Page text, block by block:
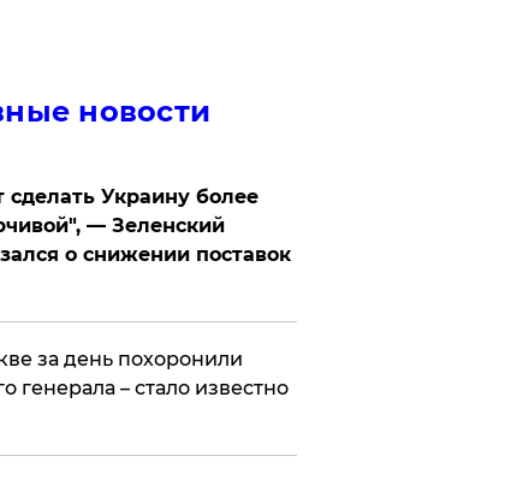
новости
сделать Украину более
— Зеленский
о снижении поставок
за день похоронили
генерала – стало известно